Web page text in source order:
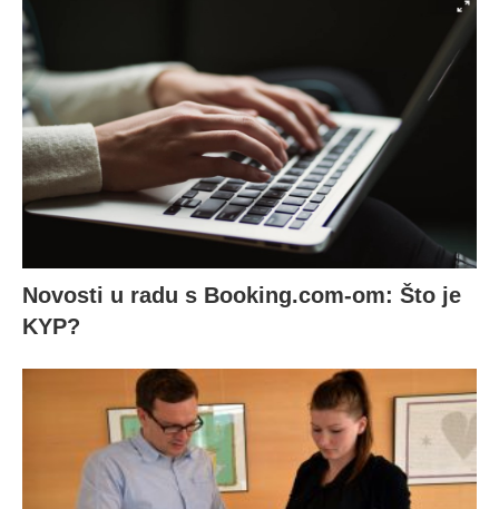
Novosti u radu s Booking.com-om: Što je
KYP?